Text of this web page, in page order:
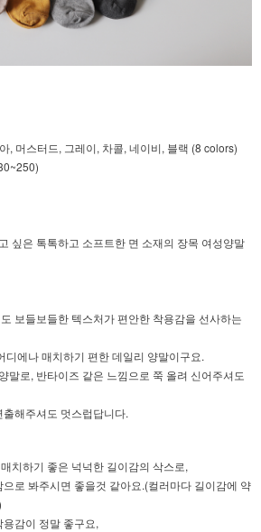
, 머스터드, 그레이, 차콜, 네이비, 블랙 (8 colors)
싶은 톡톡하고 소프트한 면 소재의 장목 여성양말
보들보들한 텍스처가 편안한 착용감을 선사하는
디에나 매치하기 편한 데일리 양말이구요.
말로, 반타이즈 같은 느낌으로 쭉 올려 신어주셔도
해주셔도 멋스럽답니다.
치하기 좋은 넉넉한 길이감의 삭스로,
로 봐주시면 좋을것 같아요.(컬러마다 길이감에 약
감이 정말 좋구요,